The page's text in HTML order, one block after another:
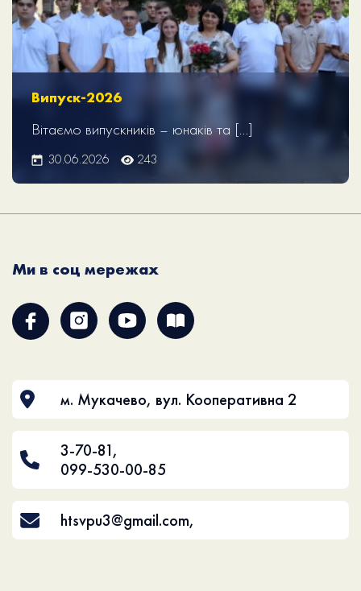
Випуск-2026
Вітаємо випускників – юнаків та […]
30.06.2026 243
Ми в соц мережах
м. Мукачево, вул. Кооперативна 2
3-70-81,
099-530-00-85
htsvpu3@gmail.com,